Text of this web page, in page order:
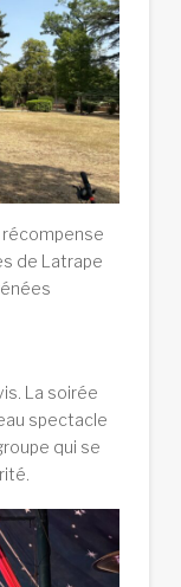
récompense
de Latrape
La soirée
spectacle
qui se